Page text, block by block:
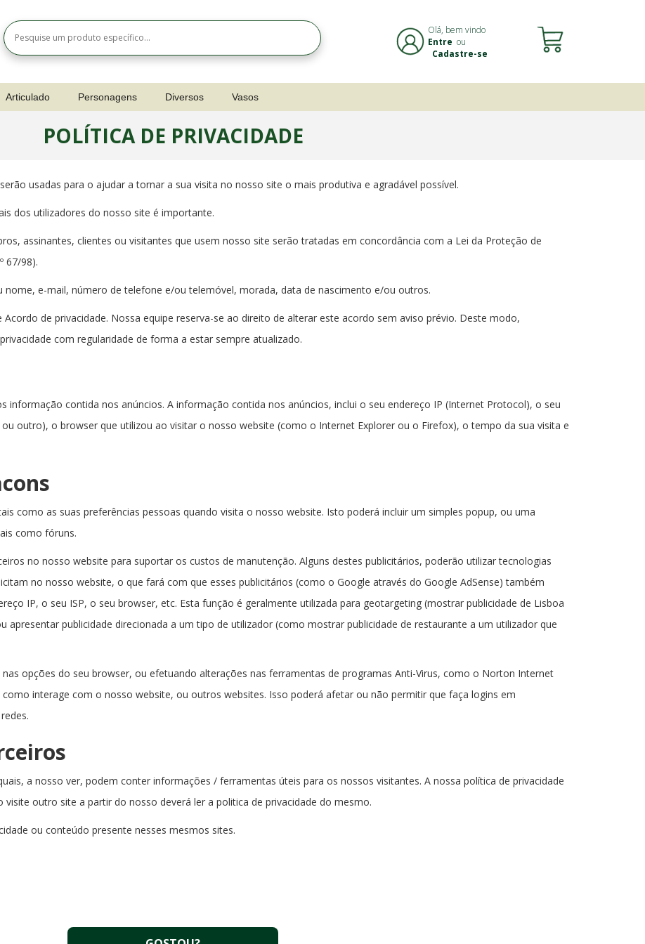
Olá, bem vindo
Entreou
Cadastre-se
Articulado Personagens Diversos Vasos
POLÍTICA DE PRIVACIDADE
usadas para o ajudar a tornar a sua visita no nosso site o mais produtiva e agradável possível.
dos utilizadores do nosso site é importante.
assinantes, clientes ou visitantes que usem nosso site serão tratadas em concordância com a Lei da Proteção de
67/98).
nome, e-mail, número de telefone e/ou telemóvel, morada, data de nascimento e/ou outros.
de privacidade. Nossa equipe reserva-se ao direito de alterar este acordo sem aviso prévio. Deste modo,
com regularidade de forma a estar sempre atualizado.
contida nos anúncios. A informação contida nos anúncios, inclui o seu endereço IP (Internet Protocol), o seu
ou outro), o browser que utilizou ao visitar o nosso website (como o Internet Explorer ou o Firefox), o tempo da sua visita e
como as suas preferências pessoas quando visita o nosso website. Isto poderá incluir um simples popup, ou uma
como fóruns.
no nosso website para suportar os custos de manutenção. Alguns destes publicitários, poderão utilizar tecnologias
no nosso website, o que fará com que esses publicitários (como o Google através do Google AdSense) também
IP, o seu ISP, o seu browser, etc. Esta função é geralmente utilizada para geotargeting (mostrar publicidade de Lisboa
apresentar publicidade direcionada a um tipo de utilizador (como mostrar publicidade de restaurante a um utilizador que
opções do seu browser, ou efetuando alterações nas ferramentas de programas Anti-Virus, como o Norton Internet
interage com o nosso website, ou outros websites. Isso poderá afetar ou não permitir que faça logins em
a nosso ver, podem conter informações / ferramentas úteis para os nossos visitantes. A nossa política de privacidade
outro site a partir do nosso deverá ler a politica de privacidade do mesmo.
ou conteúdo presente nesses mesmos sites.